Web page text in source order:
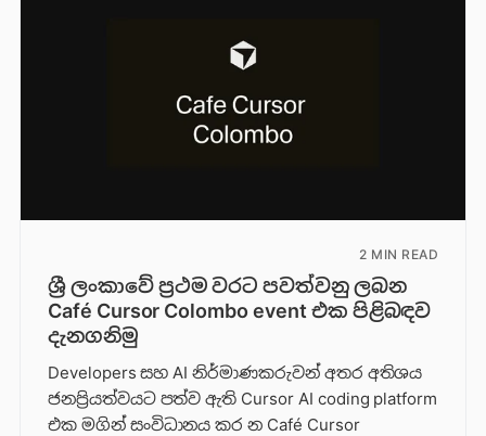
2 MIN READ
ශ්‍රී ලංකාවේ ප්‍රථම වරට පවත්වනු ලබන
Café Cursor Colombo event එක පිළිබඳව
දැනගනිමු
Developers සහ AI නිර්මාණකරුවන් අතර අතිශය
ජනප්‍රියත්වයට පත්ව ඇති Cursor AI coding platform
එක මගින් සංවිධානය කර න Café Cursor